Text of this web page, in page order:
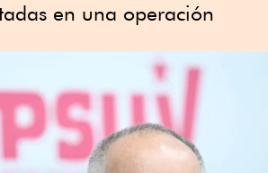
en una operación